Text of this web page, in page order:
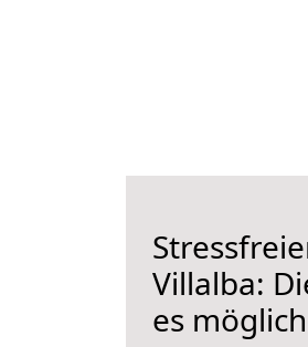
Villalba:
es möglich